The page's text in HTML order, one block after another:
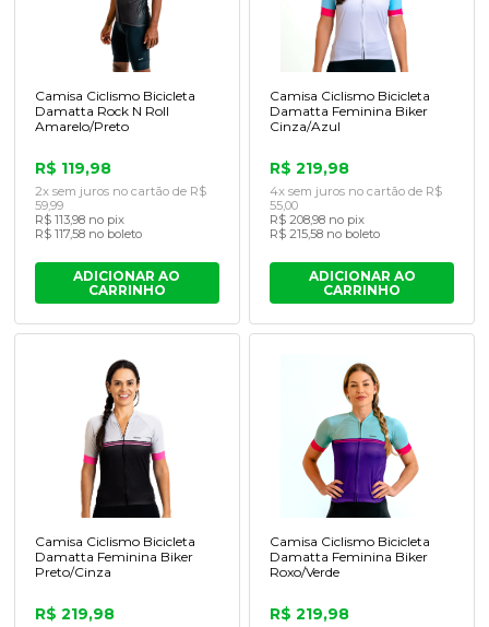
Camisa Ciclismo Bicicleta
Damatta Rock N Roll
Amarelo/Preto
R$ 119,98
2x sem juros no cartão de R$
59,99
R$ 113,98 no pix
R$ 117,58 no boleto
ADICIONAR AO
CARRINHO
Camisa Ciclismo Bicicleta
Damatta Feminina Biker
Cinza/Azul
R$ 219,98
4x sem juros no cartão de R$
55,00
R$ 208,98 no pix
R$ 215,58 no boleto
ADICIONAR AO
CARRINHO
Camisa Ciclismo Bicicleta
Damatta Feminina Biker
Preto/Cinza
R$ 219,98
Camisa Ciclismo Bicicleta
Damatta Feminina Biker
Roxo/Verde
R$ 219,98